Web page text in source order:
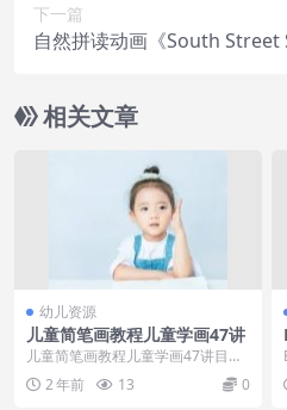
下一篇
自然拼读动画《South Street
相关文章
幼儿资源
儿童简笔画教程儿童学画47讲
儿童简笔画教程儿童学画47讲目
录：├─01一团线.rm├─01枕头.rm
├─02...
2 年前 13 0